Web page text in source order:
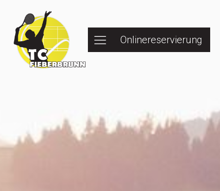
Onlinereservierung